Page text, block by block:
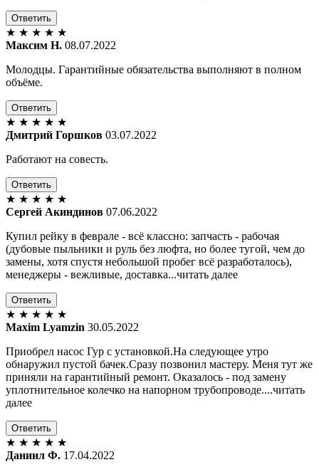
Ответить
★ ★ ★ ★ ★
Максим Н. 08.07.2022
Молодцы. Гарантийные обязательства выполняют в полном
объёме.
Ответить
★ ★ ★ ★ ★
Дмитрий Горшков 03.07.2022
Работают на совесть.
Ответить
★ ★ ★ ★ ★
Сергей Акиндинов 07.06.2022
Купил рейку в феврале - всё классно: запчасть - рабочая
(дубовые пыльники и руль без люфта, но более тугой, чем до
замены, хотя спустя небольшой пробег всё разработалось),
менеджеры - вежливые, доставка...читать далее
Ответить
★ ★ ★ ★ ★
Maxim Lyamzin 30.05.2022
Приобрел насос Гур с установкой.На следующее утро
обнаружил пустой бачек.Сразу позвонил мастеру. Меня тут же
приняли на гарантийный ремонт. Оказалось - под замену
уплотнительное колечко на напорном трубопроводе....читать
далее
Ответить
★ ★ ★ ★ ★
Даниил Ф. 17.04.2022